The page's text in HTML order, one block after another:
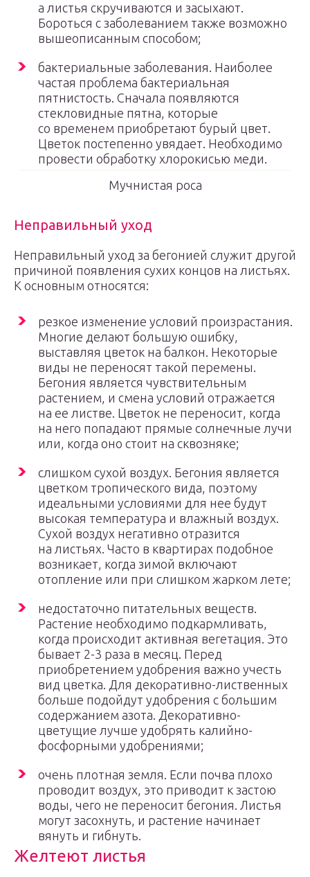
а листья скручиваются и засыхают.
Бороться с заболеванием также возможно
вышеописанным способом;
бактериальные заболевания. Наиболее
частая проблема бактериальная
пятнистость. Сначала появляются
стекловидные пятна, которые
со временем приобретают бурый цвет.
Цветок постепенно увядает. Необходимо
провести обработку хлорокисью меди.
Мучнистая роса
Неправильный уход
Неправильный уход за бегонией служит другой
причиной появления сухих концов на листьях.
К основным относятся:
резкое изменение условий произрастания.
Многие делают большую ошибку,
выставляя цветок на балкон. Некоторые
виды не переносят такой перемены.
Бегония является чувствительным
растением, и смена условий отражается
на ее листве. Цветок не переносит, когда
на него попадают прямые солнечные лучи
или, когда оно стоит на сквозняке;
слишком сухой воздух. Бегония является
цветком тропического вида, поэтому
идеальными условиями для нее будут
высокая температура и влажный воздух.
Сухой воздух негативно отразится
на листьях. Часто в квартирах подобное
возникает, когда зимой включают
отопление или при слишком жарком лете;
недостаточно питательных веществ.
Растение необходимо подкармливать,
когда происходит активная вегетация. Это
бывает 2-3 раза в месяц. Перед
приобретением удобрения важно учесть
вид цветка. Для декоративно-лиственных
больше подойдут удобрения с большим
содержанием азота. Декоративно-
цветущие лучше удобрять калийно-
фосфорными удобрениями;
очень плотная земля. Если почва плохо
проводит воздух, это приводит к застою
воды, чего не переносит бегония. Листья
могут засохнуть, и растение начинает
вянуть и гибнуть.
Желтеют листья